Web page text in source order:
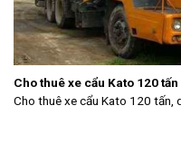
Cho thuê xe cẩu Kato 120 tấn
Cho thuê xe cẩu Kato 120 tấn,